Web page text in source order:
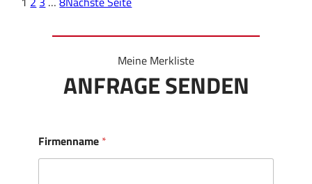
Meine Merkliste
ANFRAGE SENDEN
Firmenname *